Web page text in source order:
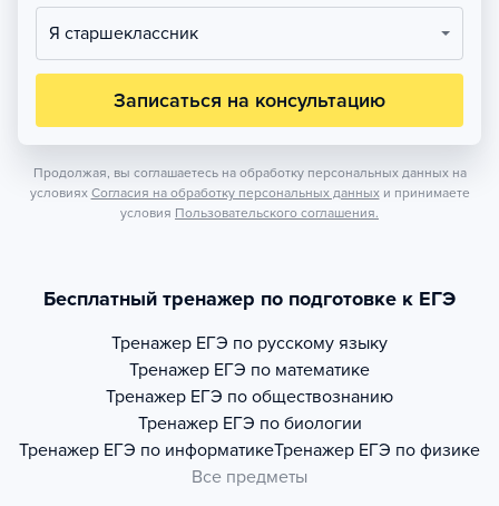
Я старшеклассник
Записаться на консультацию
Продолжая, вы соглашаетесь на обработку персональных данных на
условиях Согласия на обработку персональных данных и принимаете
условия Пользовательского соглашения.
Бесплатный тренажер по подготовке к ЕГЭ
Тренажер ЕГЭ по русскому языку
Тренажер ЕГЭ по математике
Тренажер ЕГЭ по обществознанию
Тренажер ЕГЭ по биологии
Тренажер ЕГЭ по информатикеТренажер ЕГЭ по физике
Все предметы